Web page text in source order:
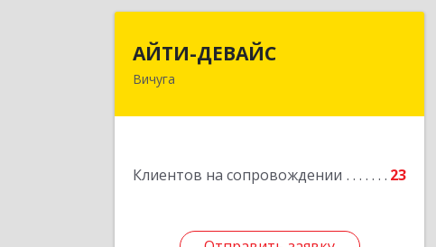
АЙТИ-ДЕВАЙС
Вичуга
Клиентов на сопровождении 23
155334, Ивановская обл, г.о. Вичуга,
Подробнее